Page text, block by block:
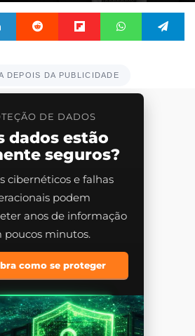
Linkedin Reddit Flipboard WhatsApp
DEPOIS DA PUBLICIDADE
DE DADOS
dados estão
seguros?
cibernéticos e falhas
podem
anos de informação
poucos minutos.
como se proteger